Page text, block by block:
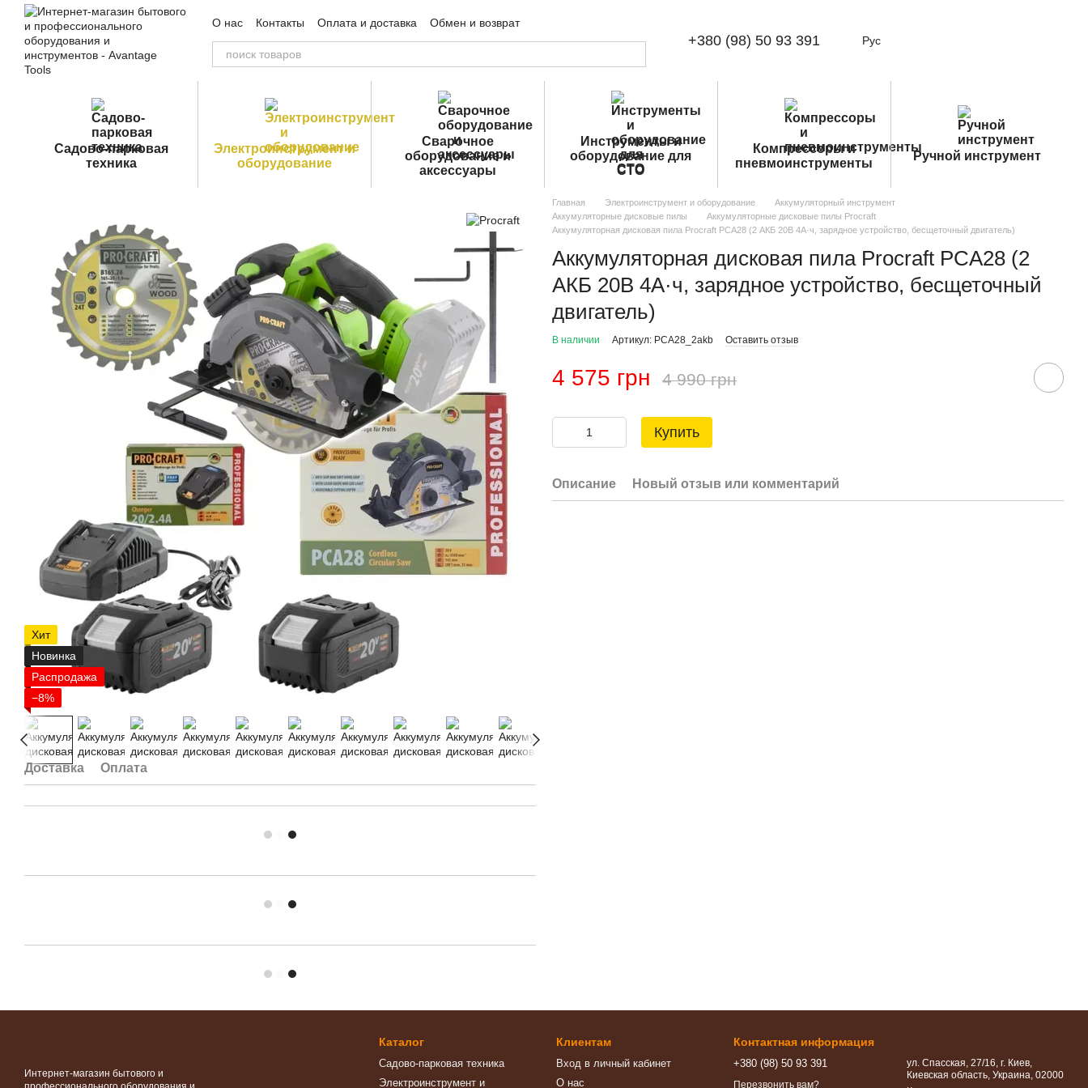
Перейти к основному контенту
О нас Контакты Оплата и доставка
Обмен и возврат
Пользовательское соглашение
Публичная оферта +380 (98) 50 93 391 Рус
Садово-парковая
техника
Электроинструмент и
оборудование
Сварочное
оборудование и
аксессуары
Инструменты и
оборудование для
СТО
Компрессоры и
пневмоинструменты
Ручной инструмент
Хит
Новинка
Распродажа
−8%
Доставка Оплата
Главная Электроинструмент и оборудование
Аккумуляторный инструмент
Аккумуляторные дисковые пилы
Аккумуляторные дисковые пилы Procraft
Аккумуляторная дисковая пила Procraft PCA28 (2 АКБ 20В 4А·ч, зарядное устройство, бесщеточный двигатель)
Аккумуляторная дисковая пила Procraft PCA28 (2
АКБ 20В 4А·ч, зарядное устройство, бесщеточный
двигатель)
В наличии Артикул: PCA28_2akb Оставить отзыв
4 575 грн 4 990 грн
Купить
Описание Новый отзыв или комментарий
Интернет-магазин бытового и
Каталог
Садово-парковая техника
Электроинструмент и
Клиентам
Вход в личный кабинет
О нас
Контактная информация
+380 (98) 50 93 391
Перезвонить вам?
ул. Спасская, 27/16, г. Киев,
Киевская область, Украина, 02000